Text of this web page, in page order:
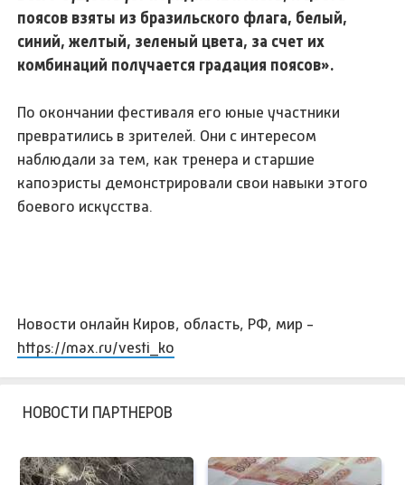
поясов взяты из бразильского флага, белый,
синий, желтый, зеленый цвета, за счет их
комбинаций получается градация поясов».
По окончании фестиваля его юные участники
превратились в зрителей. Они с интересом
наблюдали за тем, как тренера и старшие
капоэристы демонстрировали свои навыки этого
боевого искусства.
Новости онлайн Киров, область, РФ, мир -
https://max.ru/vesti_ko
НОВОСТИ ПАРТНЕРОВ